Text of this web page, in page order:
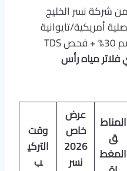
من شركة نسر الخليج
أمريكية/تايوانية
للدوارة، الرمس، والنخيل – خصم 30% + فحص TDS
فلاتر مياه رأس
المناط
ق
المغط
عرض
خاص
2026
نسر
وقت
التركي
ب